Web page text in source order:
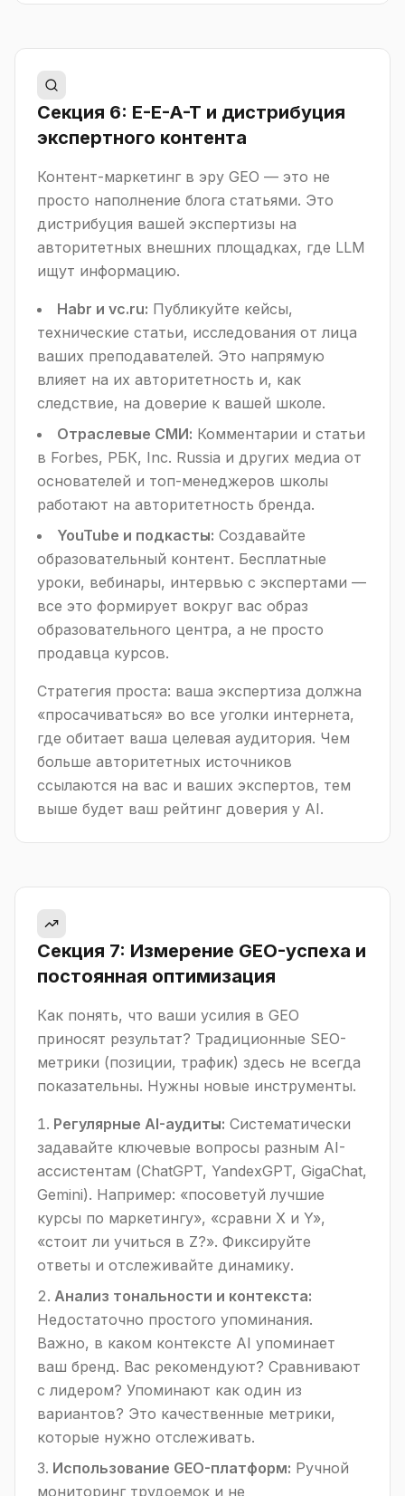
Секция 6: E-E-A-T и дистрибуция
экспертного контента
Контент-маркетинг в эру GEO — это не
просто наполнение блога статьями. Это
дистрибуция вашей экспертизы на
авторитетных внешних площадках, где LLM
ищут информацию.
Habr и vc.ru: Публикуйте кейсы,
технические статьи, исследования от лица
ваших преподавателей. Это напрямую
влияет на их авторитетность и, как
следствие, на доверие к вашей школе.
Отраслевые СМИ: Комментарии и статьи
в Forbes, РБК, Inc. Russia и других медиа от
основателей и топ-менеджеров школы
работают на авторитетность бренда.
YouTube и подкасты: Создавайте
образовательный контент. Бесплатные
уроки, вебинары, интервью с экспертами —
все это формирует вокруг вас образ
образовательного центра, а не просто
продавца курсов.
Стратегия проста: ваша экспертиза должна
«просачиваться» во все уголки интернета,
где обитает ваша целевая аудитория. Чем
больше авторитетных источников
ссылаются на вас и ваших экспертов, тем
выше будет ваш рейтинг доверия у AI.
Секция 7: Измерение GEO-успеха и
постоянная оптимизация
Как понять, что ваши усилия в GEO
приносят результат? Традиционные SEO-
метрики (позиции, трафик) здесь не всегда
показательны. Нужны новые инструменты.
Регулярные AI-аудиты: Систематически
задавайте ключевые вопросы разным AI-
ассистентам (ChatGPT, YandexGPT, GigaChat,
Gemini). Например: «посоветуй лучшие
курсы по маркетингу», «сравни Х и Y»,
«стоит ли учиться в Z?». Фиксируйте
ответы и отслеживайте динамику.
Анализ тональности и контекста:
Недостаточно простого упоминания.
Важно, в каком контексте AI упоминает
ваш бренд. Вас рекомендуют? Сравнивают
с лидером? Упоминают как один из
вариантов? Это качественные метрики,
которые нужно отслеживать.
Использование GEO-платформ: Ручной
мониторинг трудоемок и не